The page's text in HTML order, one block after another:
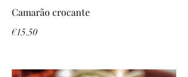
Camarão crocante
€15.50